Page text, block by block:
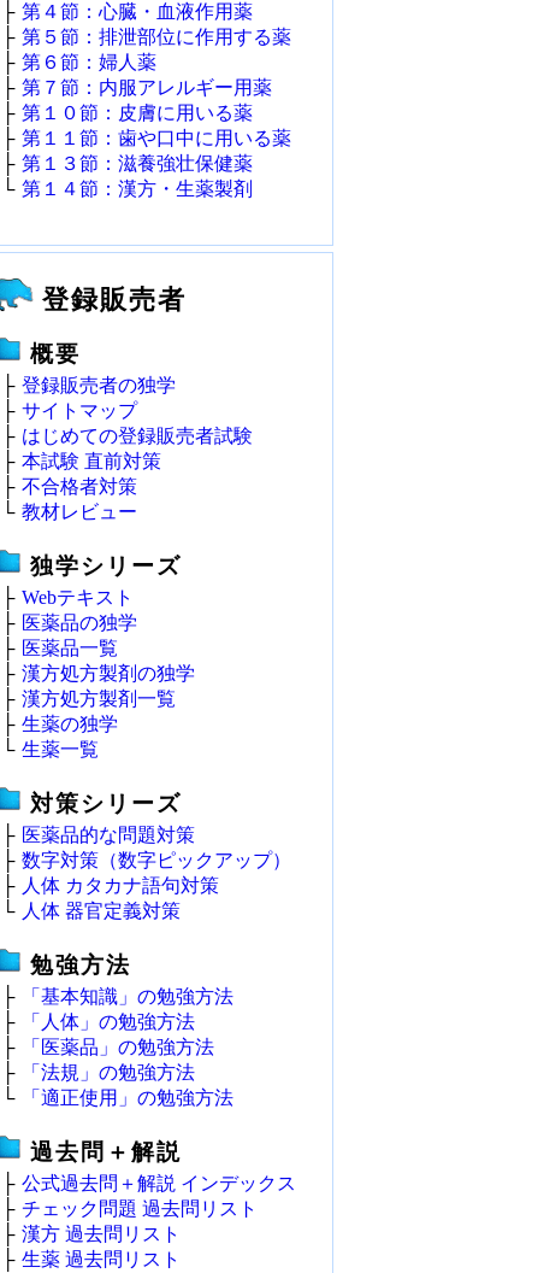
├ 第４節：心臓・血液作用薬
├ 第５節：排泄部位に作用する薬
├ 第６節：婦人薬
├ 第７節：内服アレルギー用薬
├ 第１０節：皮膚に用いる薬
├ 第１１節：歯や口中に用いる薬
├ 第１３節：滋養強壮保健薬
└ 第１４節：漢方・生薬製剤
登録販売者
概要
├ 登録販売者の独学
├ サイトマップ
├ はじめての登録販売者試験
├ 本試験 直前対策
├ 不合格者対策
└ 教材レビュー
独学シリーズ
├ Webテキスト
├ 医薬品の独学
├ 医薬品一覧
├ 漢方処方製剤の独学
├ 漢方処方製剤一覧
├ 生薬の独学
└ 生薬一覧
対策シリーズ
├ 医薬品的な問題対策
├ 数字対策（数字ピックアップ）
├ 人体 カタカナ語句対策
└ 人体 器官定義対策
勉強方法
├
「基本知識」の勉強方法
├
「人体」の勉強方法
├
「医薬品」の勉強方法
├
「法規」の勉強方法
└
「適正使用」の勉強方法
過去問＋解説
├ 公式過去問＋解説 インデックス
├ チェック問題 過去問リスト
├ 漢方 過去問リスト
├ 生薬 過去問リスト